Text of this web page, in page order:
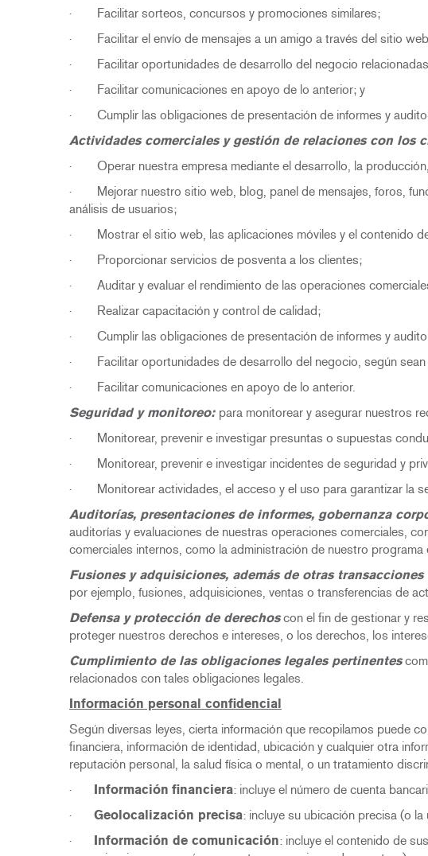
· Facilitar sorteos, concursos y promociones similares;
· Facilitar el envío de mensajes a un amigo a través del sitio
· Facilitar oportunidades de desarrollo del negocio
· Facilitar comunicaciones en apoyo de lo anterior; y
· Cumplir las obligaciones de presentación de informes y
Actividades comerciales y gestión de relaciones con los
· Operar nuestra empresa mediante el desarrollo, la
· Mejorar nuestro sitio web, blog, panel de mensajes, foros,
análisis de usuarios;
· Mostrar el sitio web, las aplicaciones móviles y el contenido
· Proporcionar servicios de posventa a los clientes;
· Auditar y evaluar el rendimiento de las operaciones
· Realizar capacitación y control de calidad;
· Cumplir las obligaciones de presentación de informes y
· Facilitar oportunidades de desarrollo del negocio, según sean
· Facilitar comunicaciones en apoyo de lo anterior.
Seguridad y monitoreo: para monitorear y asegurar nuestros
· Monitorear, prevenir e investigar presuntas o supuestas
· Monitorear, prevenir e investigar incidentes de seguridad y
· Monitorear actividades, el acceso y el uso para garantizar la
Auditorías, presentaciones de informes, gobernanza
auditorías y evaluaciones de nuestras operaciones comerciales,
comerciales internos, como la administración de nuestro
Fusiones y adquisiciones, además de otras transacciones
por ejemplo, fusiones, adquisiciones, ventas o transferencias de
Defensa y protección de derechoscon el fin de gestionar y
proteger nuestros derechos e intereses, o los derechos, los
Cumplimiento de las obligaciones legales pertinentes
relacionados con tales obligaciones legales.
Información personal confidencial
Según diversas leyes, cierta información que recopilamos puede
financiera, información de identidad, ubicación y cualquier otra
reputación personal, la salud física o mental, o un tratamiento
· Información financiera: incluye el número de cuenta
· Geolocalización precisa: incluye su ubicación precisa (o
· Información de comunicación: incluye el contenido de